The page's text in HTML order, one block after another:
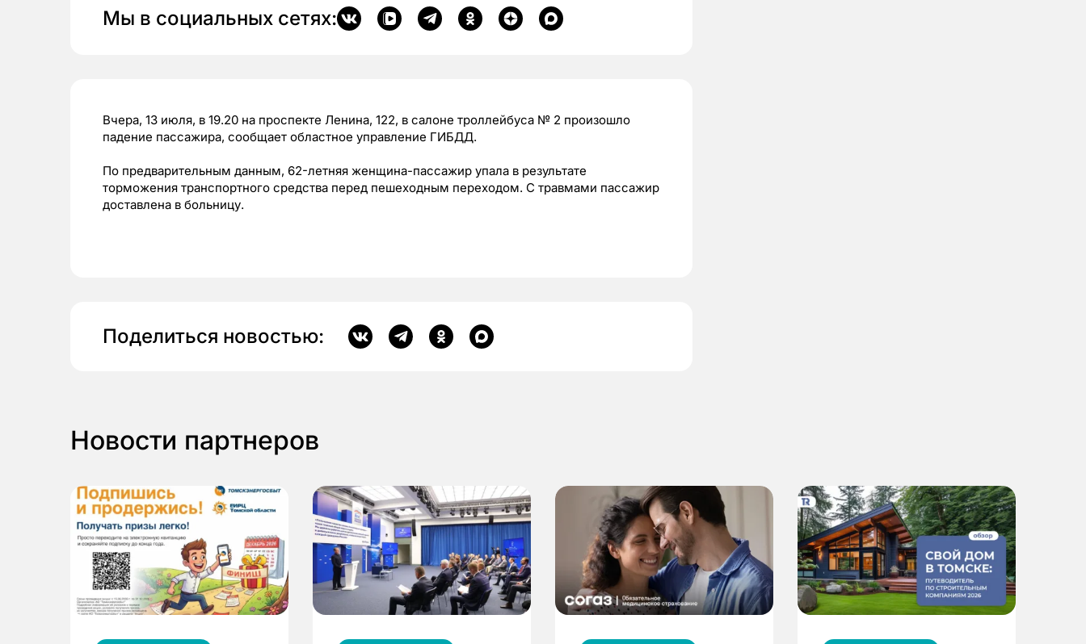
Мы в социальных сетях:
Вчера, 13 июля, в 19.20 на проспекте Ленина, 122, в салоне троллейбуса № 2 произошло
падение пассажира, сообщает областное управление ГИБДД.
По предварительным данным, 62-летняя женщина-пассажир упала в результате
торможения транспортного средства перед пешеходным переходом. С травмами пассажир
доставлена в больницу.
Поделиться новостью:
Новости партнеров